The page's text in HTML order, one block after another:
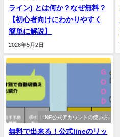
ライン) とは何か？なぜ無料？
【初心者向けにわかりやすく
簡単に解説】
2026年5月2日
LINE公式アカウントの使い方
無料で出来る！公式lineのリッ